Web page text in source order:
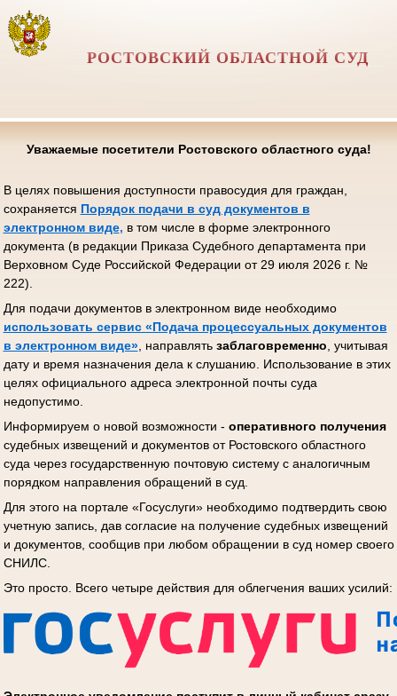
РОСТОВСКИЙ ОБЛАСТНОЙ СУД
Уважаемые посетители Ростовского областного суда!
В целях повышения доступности правосудия для граждан,
сохраняется Порядок подачи в суд документов в
электронном виде, в том числе в форме электронного
документа (в редакции Приказа Судебного департамента при
Верховном Суде Российской Федерации от 29 июля 2026 г. №
222).
Для подачи документов в электронном виде необходимо
использовать сервис «Подача процессуальных документов
в электронном виде», направлять заблаговременно , учитывая
дату и время назначения дела к слушанию. Использование в этих
целях официального адреса электронной почты суда
недопустимо.
Информируем о новой возможности - оперативного получения
судебных извещений и документов от Ростовского областного
суда через государственную почтовую систему с аналогичным
порядком направления обращений в суд.
Для этого на портале «Госуслуги» необходимо подтвердить свою
учетную запись, дав согласие на получение судебных извещений
и документов, сообщив при любом обращении в суд номер своего
СНИЛС.
Это просто. Всего четыре действия для облегчения ваших усилий: